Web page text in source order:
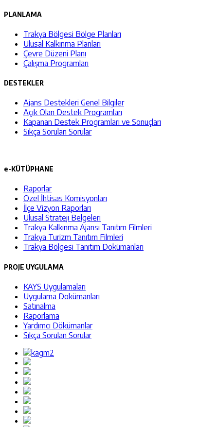
PLANLAMA
Trakya Bölgesi Bölge Planları
Ulusal Kalkınma Planları
Çevre Düzeni Planı
Çalışma Programları
DESTEKLER
Ajans Destekleri Genel Bilgiler
Açık Olan Destek Programları
Kapanan Destek Programları ve Sonuçları
Sıkça Sorulan Sorular
e-KÜTÜPHANE
Raporlar
Özel İhtisas Komisyonları
İlçe Vizyon Raporları
Ulusal Strateji Belgeleri
Trakya Kalkınma Ajansı Tanıtım Filmleri
Trakya Turizm Tanıtım Filmleri
Trakya Bölgesi Tanıtım Dokümanları
PROJE UYGULAMA
KAYS Uygulamaları
Uygulama Dokümanları
Satınalma
Raporlama
Yardımcı Dökümanlar
Sıkça Sorulan Sorular